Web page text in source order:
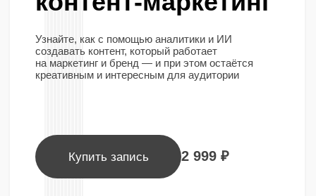
на маркетинг и бренд — и при этом остаётся
креативным и интересным для аудитории
Купить запись 2 999 ₽